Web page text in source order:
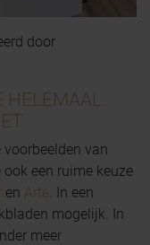
door
HELEMAAL
van
een ruime keuze
en Arte. In een
mogelijk. In
meer